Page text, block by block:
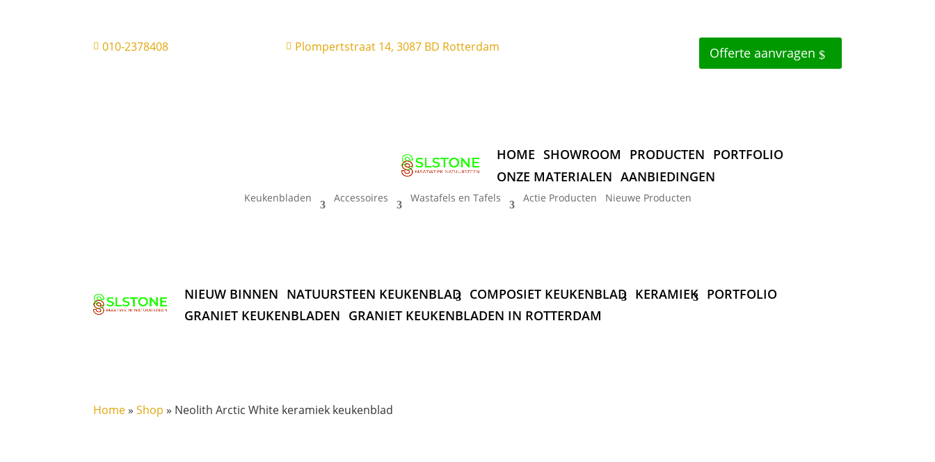
 010-2378408  Plompertstraat 14, 3087 BD Rotterdam Offerte aanvragen
HOME SHOWROOM PRODUCTEN PORTFOLIO
ONZE MATERIALEN AANBIEDINGEN
Keukenbladen Accessoires Wastafels en Tafels Actie Producten Nieuwe Producten
NIEUW BINNEN NATUURSTEEN KEUKENBLAD COMPOSIET KEUKENBLAD KERAMIEK PORTFOLIO
GRANIET KEUKENBLADEN GRANIET KEUKENBLADEN IN ROTTERDAM
Home»Shop » Neolith Arctic White keramiek keukenblad